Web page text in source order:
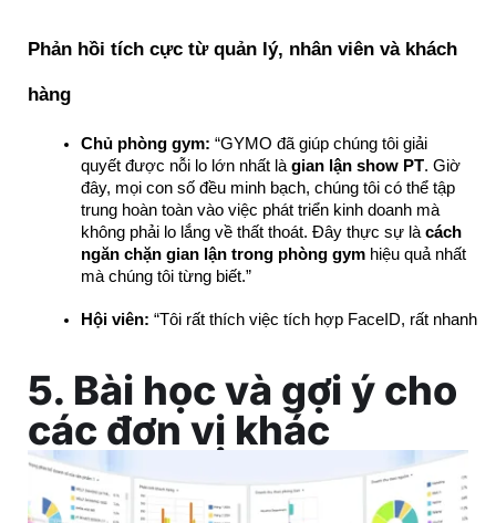
Phản hồi tích cực từ quản lý, nhân viên và khách
hàng
Chủ phòng gym: “GYMO đã giúp chúng tôi giải
quyết được nỗi lo lớn nhất là gian lận show PT. Giờ
đây, mọi con số đều minh bạch, chúng tôi có thể tập
trung hoàn toàn vào việc phát triển kinh doanh mà
không phải lo lắng về thất thoát. Đây thực sự là cách
ngăn chặn gian lận trong phòng gym hiệu quả nhất
mà chúng tôi từng biết.”
Hội viên: “Tôi rất thích việc tích hợp FaceID, rất nhanh
5. Bài học và gợi ý cho
các đơn vị khác